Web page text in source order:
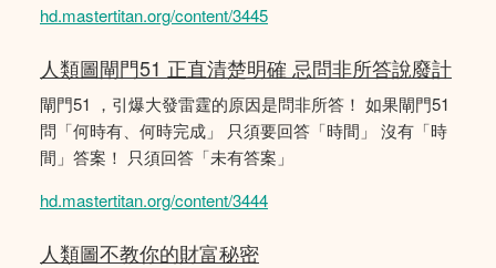
hd.mastertitan.org/content/3445
人類圖閘門51 正直清楚明確 忌問非所答說廢計
閘門51 ，引爆大發雷霆的原因是問非所答！ 如果閘門51
問「何時有、何時完成」 只須要回答「時間」 沒有「時
間」答案！ 只須回答「未有答案」
hd.mastertitan.org/content/3444
人類圖不教你的財富秘密